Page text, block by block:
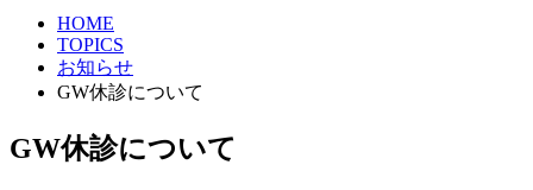
HOME
TOPICS
お知らせ
GW休診について
GW休診について